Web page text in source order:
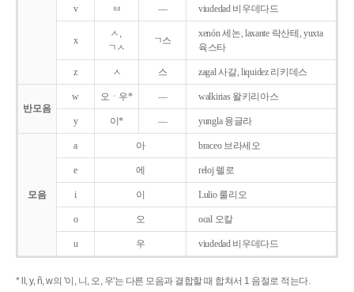
v ㅂ ― viudedad 비우데다드
x
ㅅ,
ㄱㅅ
ㄱ스
xenón 세논, laxante 락산테, yuxta
육스타
z ㅅ 스 zagal 사갈, liquidez 리키데스
반모음
w 오ㆍ우* ― walkirias 왈키리아스
y 이* ― yungla 융글라
모음
a 아 braceo 브라세오
e 에 reloj 렐로
i 이 Lulio 룰리오
o 오 ocal 오칼
u 우 viudedad 비우데다드
* ll, y, ñ, w의 '이, 니, 오, 우'는 다른 모음과 결합할 때 합쳐서 1 음절로 적는다.